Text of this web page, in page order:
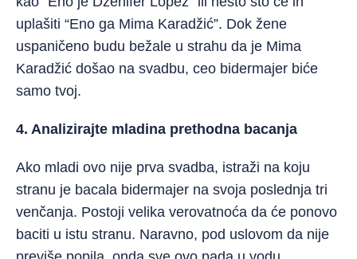
uplašiti “Eno ga Mima Karadžić”. Dok žene
uspaničeno budu bežale u strahu da je Mima
Karadžić došao na svadbu, ceo bidermajer biće
samo tvoj.
4. Analizirajte mladina prethodna bacanja
Ako mladi ovo nije prva svadba, istraži na koju
stranu je bacala bidermajer na svoja poslednja tri
venčanja. Postoji velika verovatnoća da će ponovo
baciti u istu stranu. Naravno, pod uslovom da nije